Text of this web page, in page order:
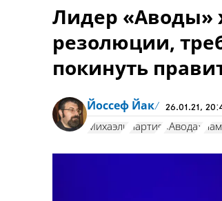
Лидер «Аводы»
резолюции,
покинуть
Йоссеф Йак 26.01.21,
Михаэли партия «Авода»